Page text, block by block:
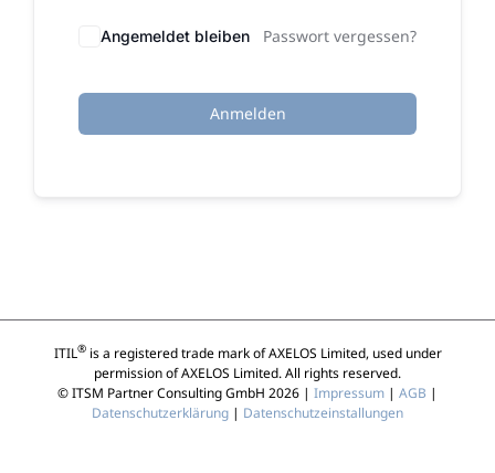
Angemeldet bleiben Passwort vergessen?
Anmelden
ITIL®is a registered trade mark of AXELOS Limited, used under
permission of AXELOS Limited. All rights reserved.
© ITSM Partner Consulting GmbH 2026 | Impressum | AGB |
Datenschutzerklärung | Datenschutzeinstallungen